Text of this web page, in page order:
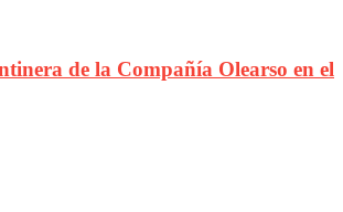
de la Compañía Olearso en el